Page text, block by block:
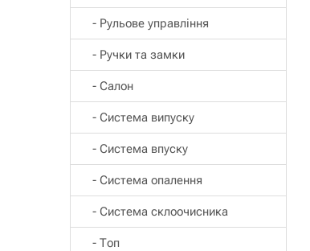
- Рульове управління
- Ручки та замки
- Салон
- Система випуску
- Система впуску
- Система опалення
- Система склоочисника
- Топ